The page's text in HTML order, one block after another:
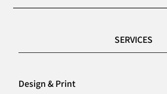
SERVICES
Design & Print